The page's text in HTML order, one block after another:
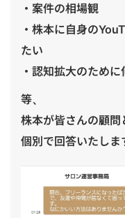
・案件の相場観
・株本に自身の
たい
・認知拡大のため
等、
株本が皆さんの顧問
個別で回答いたしま